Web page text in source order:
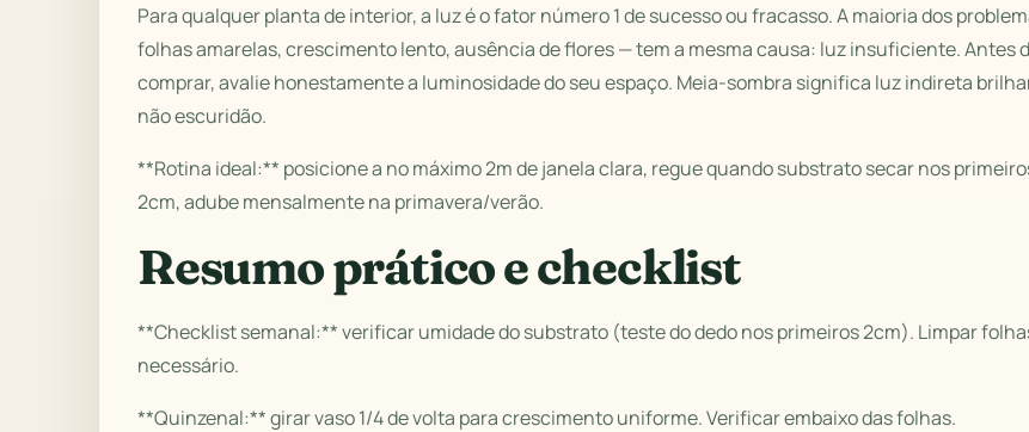
Para qualquer planta de interior, a luz é o fator número 1 de sucesso ou fracasso. A maioria dos
folhas amarelas, crescimento lento, ausência de flores — tem a mesma causa: luz insuficiente. Antes
comprar, avalie honestamente a luminosidade do seu espaço. Meia-sombra significa luz indireta
não escuridão.
**Rotina ideal:** posicione a no máximo 2m de janela clara, regue quando substrato secar nos
2cm, adube mensalmente na primavera/verão.
Resumo prático e checklist
**Checklist semanal:** verificar umidade do substrato (teste do dedo nos primeiros 2cm). Limpar
necessário.
**Quinzenal:** girar vaso 1/4 de volta para crescimento uniforme. Verificar embaixo das folhas.